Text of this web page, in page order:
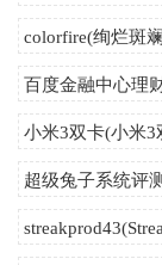
colorfire(绚烂斑
百度金融中心理
小米3双卡(小米
超级兔子系统评